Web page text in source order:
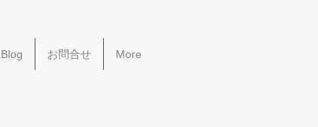
Blog お問合せ More